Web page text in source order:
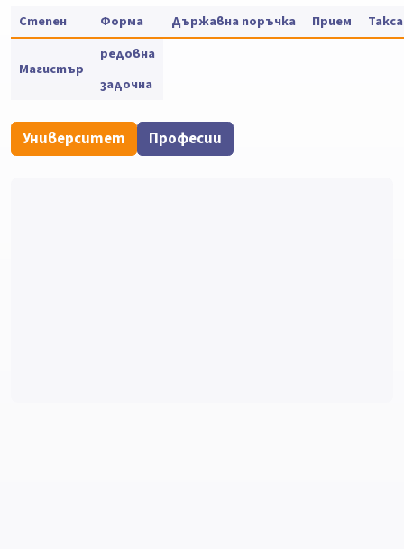
Степен Форма Държавна поръчка Прием
Магистър
редовна
задочна
Университет Професии